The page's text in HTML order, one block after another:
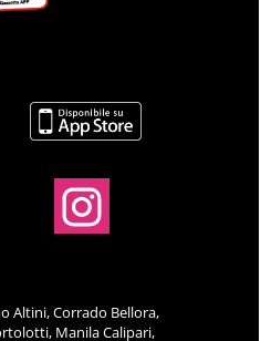
Altini, Corrado Bellora,
Manila Calipari,